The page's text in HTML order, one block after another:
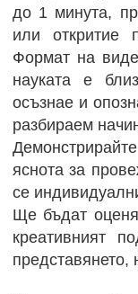
до 1 минута,
или откритие
Формат на
науката е
осъзнае и
разбираем
яснота за
се
Ще бъдат
креативният
представянето,